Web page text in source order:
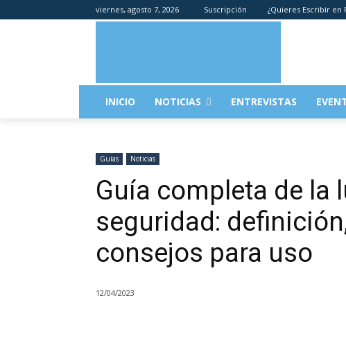
viernes, agosto 7, 2026 Suscripción ¿Quieres Escribir en
INICIO NOTICIAS ENTREVISTAS
Guías Noticias
Guía completa de la
seguridad:
consejos para uso
12/04/2023